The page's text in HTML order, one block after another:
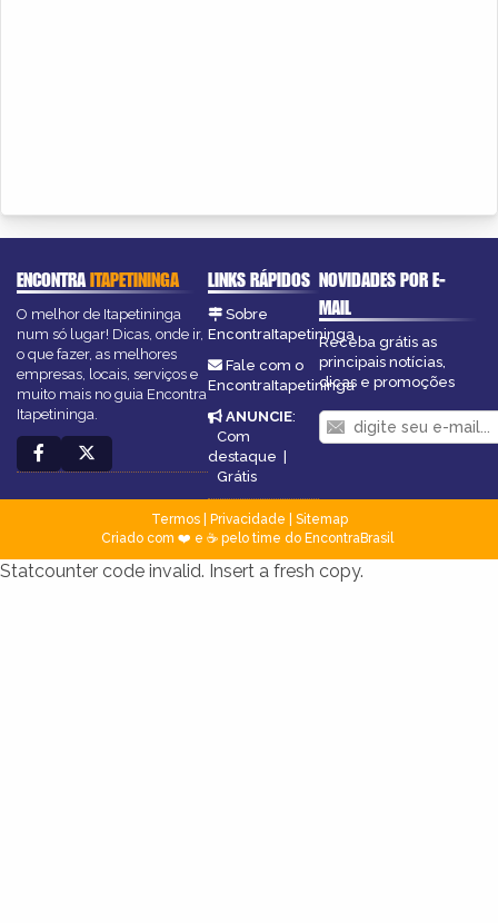
ENCONTRAITAPETININGA
O melhor de Itapetininga
num só lugar! Dicas, onde ir,
o que fazer, as melhores
empresas, locais, serviços e
muito mais no guia Encontra
Itapetininga.
LINKS RÁPIDOS
Sobre
EncontraItapetininga
Fale com o
EncontraItapetininga
ANUNCIE:
Com
destaque |
Grátis
NOVIDADES POR E-
MAIL
Receba grátis as
principais notícias,
dicas e promoções
Termos| Privacidade
Sitemap
Criado com ❤️ e ☕ pelo time do EncontraBrasil
Statcounter code invalid. Insert a fresh copy.